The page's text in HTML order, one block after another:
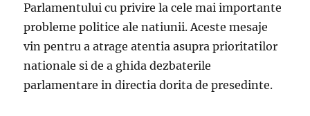
Parlamentului cu privire la cele mai importante
probleme politice ale natiunii. Aceste mesaje
vin pentru a atrage atentia asupra prioritatilor
nationale si de a ghida dezbaterile
parlamentare in directia dorita de presedinte.